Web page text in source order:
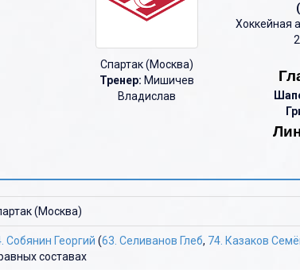
Х
Ч
Ш
Ю
Ш
Щ
Ю
Спартак (Москва)
Тренер: Мишичев
Владислав
Хоккейная
(Москва)
Собянин Георгий (63. Селиванов Глеб, 74. Казаков
составах